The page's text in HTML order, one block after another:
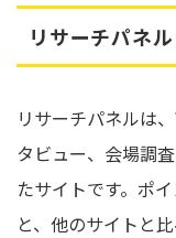
リサーチパネル
リサーチパネルは
タビュー、会場調
たサイトです。ポ
と、他のサイトと